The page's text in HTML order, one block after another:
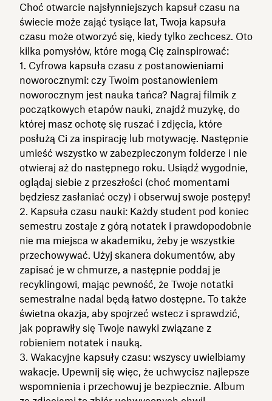
Choć otwarcie najsłynniejszych kapsuł czasu na
świecie może zająć tysiące lat, Twoja kapsuła
czasu może otworzyć się, kiedy tylko zechcesz. Oto
kilka pomysłów, które mogą Cię zainspirować:
Cyfrowa kapsuła czasu z postanowieniami
noworocznymi: czy Twoim postanowieniem
noworocznym jest nauka tańca? Nagraj filmik z
początkowych etapów nauki, znajdź muzykę, do
której masz ochotę się ruszać i zdjęcia, które
posłużą Ci za inspirację lub motywację. Następnie
umieść wszystko w zabezpieczonym folderze i nie
otwieraj aż do następnego roku. Usiądź wygodnie,
oglądaj siebie z przeszłości (choć momentami
będziesz zasłaniać oczy) i obserwuj swoje postępy!
Kapsuła czasu nauki: Każdy student pod koniec
semestru zostaje z górą notatek i prawdopodobnie
nie ma miejsca w akademiku, żeby je wszystkie
przechowywać. Użyj skanera dokumentów, aby
zapisać je w chmurze, a następnie poddaj je
recyklingowi, mając pewność, że Twoje notatki
semestralne nadal będą łatwo dostępne. To także
świetna okazja, aby spojrzeć wstecz i sprawdzić,
jak poprawiły się Twoje nawyki związane z
robieniem notatek i nauką.
Wakacyjne kapsuły czasu: wszyscy uwielbiamy
wakacje. Upewnij się więc, że uchwycisz najlepsze
wspomnienia i przechowuj je bezpiecznie. Album